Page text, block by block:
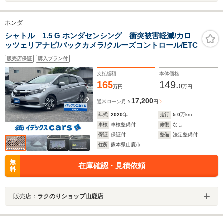
ホンダ
シャトル 1.5 G ホンダセンシング 衝突被害軽減/カロ
ッツェリアナビ/バックカメラ/クルーズコントロール/ETC
販売店保証 購入プラン付
支払総額
165万円
本体価格
149.0万円
通常ローン 月々 17,200円
年式 2020年 走行 5.0万km
車検
車検整備付 修復
なし
保証
保証付 整備
法定整備付
住所
熊本県山鹿市
無
料
在庫確認・見積依頼
販売店： ラクのりショップ山鹿店